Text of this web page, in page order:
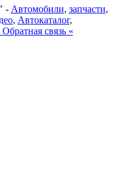
" - Автомобили, запчасти,
, Автокаталог,
Обратная связь «